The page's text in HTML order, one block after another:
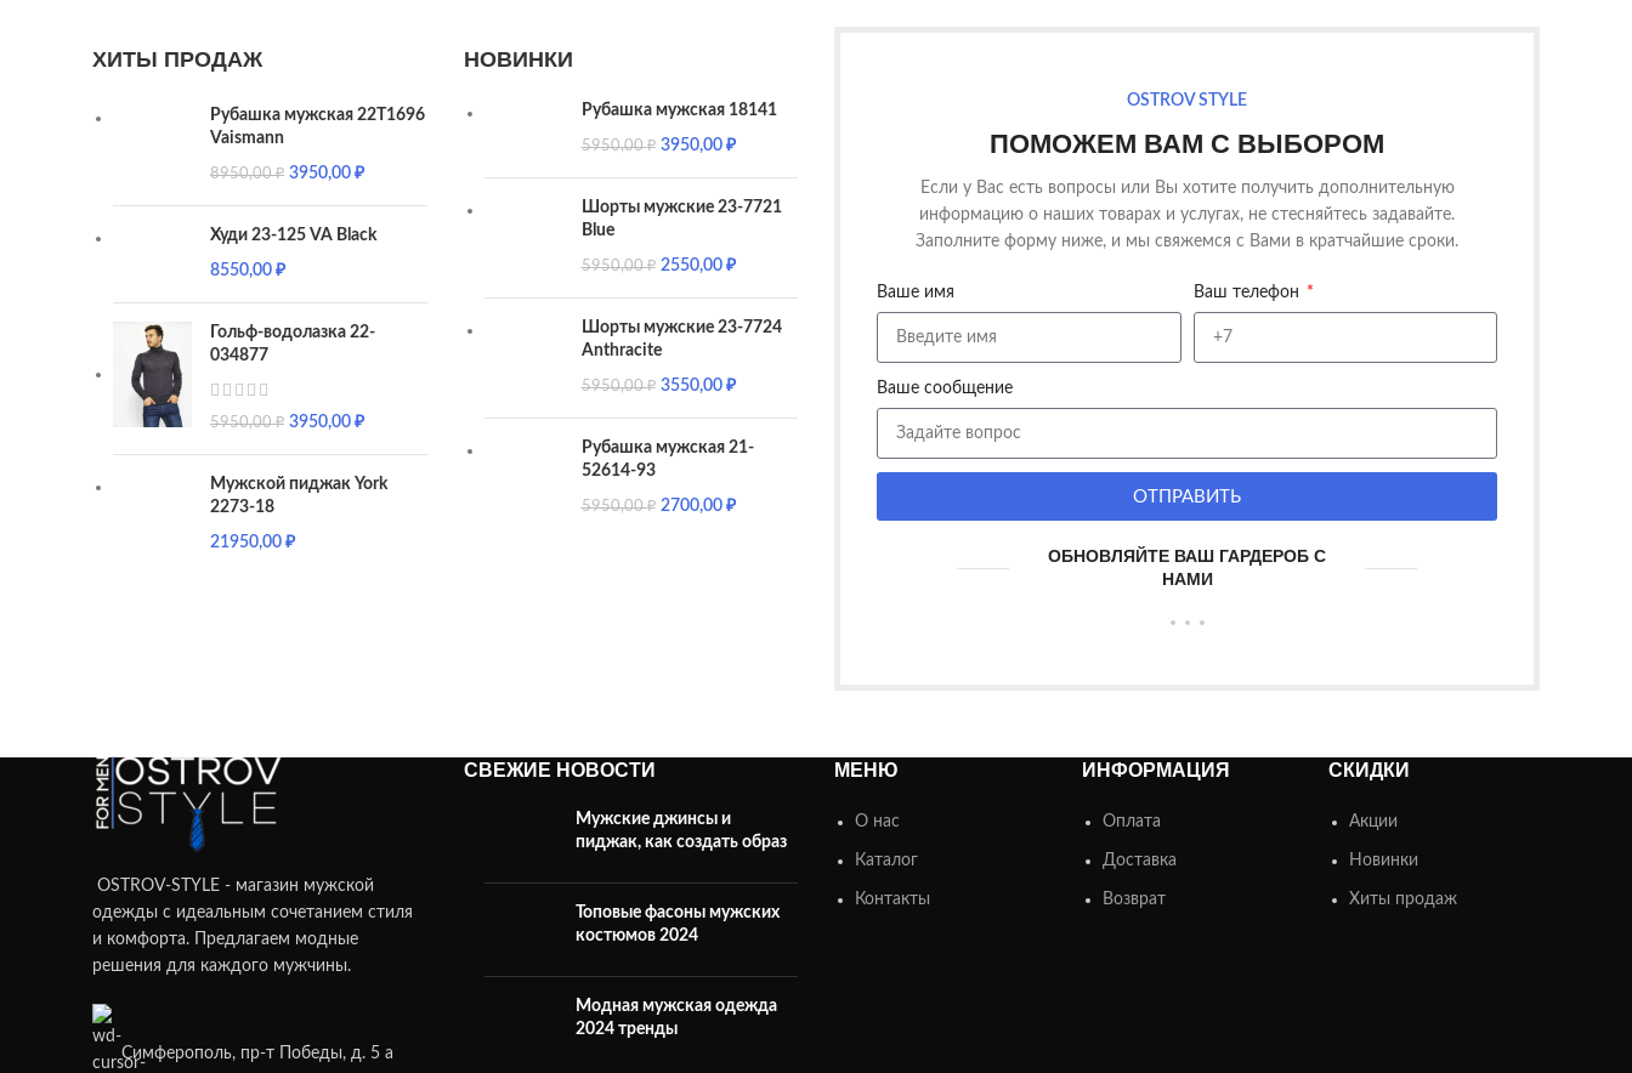
ХИТЫ ПРОДАЖ
Рубашка мужская 22T1696
Vaismann
8950,00₽ 3950,00 ₽
Худи 23-125 VA Black
8550,00 ₽
Гольф-водолазка 22-
034877
5950,00₽ 3950,00 ₽
Мужской пиджак York
2273-18
21950,00 ₽
НОВИНКИ
Рубашка мужская 18141
5950,00₽ 3950,00 ₽
Шорты мужские 23-7721
Blue
5950,00₽ 2550,00 ₽
Шорты мужские 23-7724
Anthracite
5950,00₽ 3550,00 ₽
Рубашка мужская 21-
52614-93
5950,00₽ 2700,00 ₽
OSTROV STYLE
ПОМОЖЕМ ВАМ С ВЫБОРОМ
Если у Вас есть вопросы или Вы хотите получить дополнительную
информацию о наших товарах и услугах, не стесняйтесь задавайте.
Заполните форму ниже, и мы свяжемся с Вами в кратчайшие сроки.
Ваше имя Ваш телефон
Ваше сообщение
ОТПРАВИТЬ
ОБНОВЛЯЙТЕ ВАШ ГАРДЕРОБ С
НАМИ
OSTROV-STYLE - магазин мужской
одежды с идеальным сочетанием стиля
и комфорта. Предлагаем модные
решения для каждого мужчины.
Симферополь, пр-т Победы, д. 5 а
СВЕЖИЕ НОВОСТИ
Мужские джинсы и
пиджак, как создать образ
Топовые фасоны мужских
костюмов 2024
Модная мужская одежда
2024 тренды
МЕНЮ
О нас
Каталог
Контакты
ИНФОРМАЦИЯ
Оплата
Доставка
Возврат
СКИДКИ
Акции
Новинки
Хиты продаж